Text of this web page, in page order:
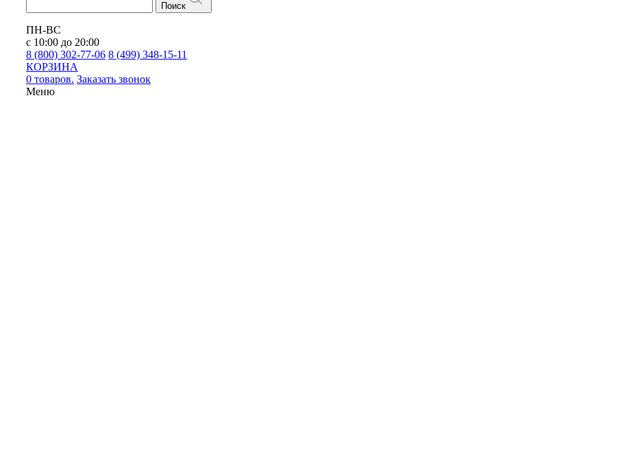
Поиск
ПН-ВС
с 10:00 до 20:00
8 (800) 302-77-06 8 (499) 348-15-11
КОРЗИНА
0 товаров. Заказать звонок
Меню